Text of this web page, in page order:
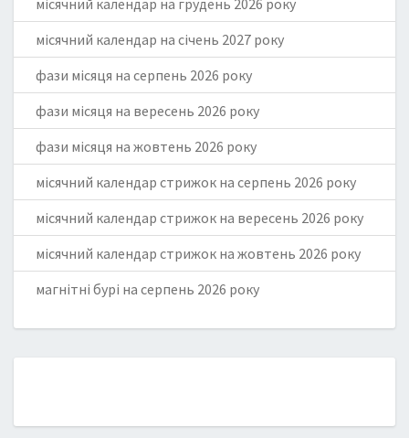
місячний календар на грудень 2026 року
місячний календар на січень 2027 року
фази місяця на серпень 2026 року
фази місяця на вересень 2026 року
фази місяця на жовтень 2026 року
місячний календар стрижок на серпень 2026 року
місячний календар стрижок на вересень 2026 року
місячний календар стрижок на жовтень 2026 року
магнітні бурі на серпень 2026 року